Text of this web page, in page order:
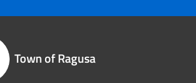
Town of Ragusa